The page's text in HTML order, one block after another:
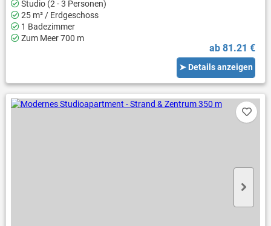
Studio (2 - 3 Personen)
25 m² / Erdgeschoss
1 Badezimmer
Zum Meer 700 m
ab 81.21 €
➤ Details anzeigen